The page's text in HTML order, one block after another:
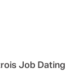
Job Dating